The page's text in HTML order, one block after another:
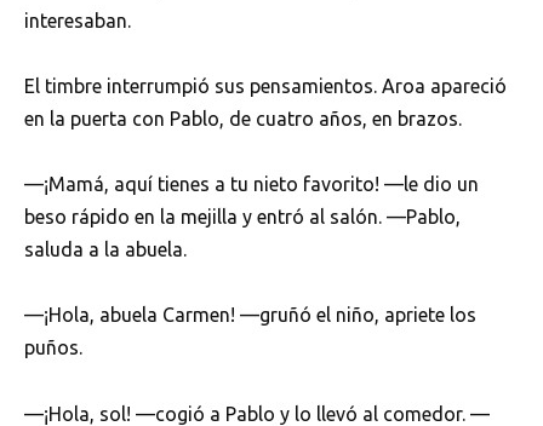
interesaban.
El timbre interrumpió sus pensamientos. Aroa apareció
en la puerta con Pablo, de cuatro años, en brazos.
—¡Mamá, aquí tienes a tu nieto favorito! —le dio un
beso rápido en la mejilla y entró al salón. —Pablo,
saluda a la abuela.
—¡Hola, abuela Carmen! —gruñó el niño, apriete los
puños.
—¡Hola, sol! —cogió a Pablo y lo llevó al comedor. —